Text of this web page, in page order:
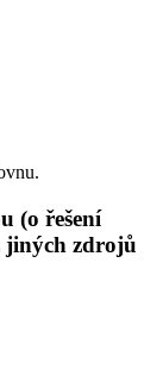
(o řešení
jiných zdrojů